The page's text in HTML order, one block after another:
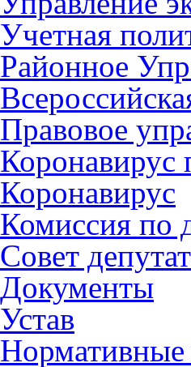
Учетная
Районное
Правовое
Коронавирус
Коронавирус
Комиссия по
Совет
Документы
Устав
Нормативные